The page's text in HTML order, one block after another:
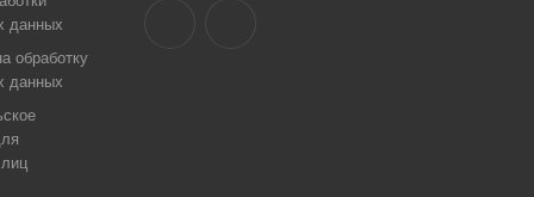
данных
обработку
данных